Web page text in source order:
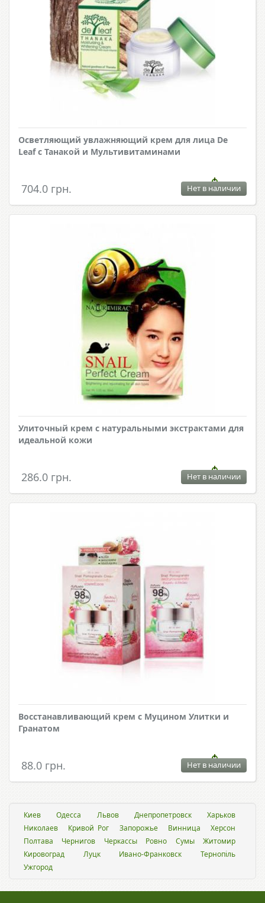
Осветляющий увлажняющий крем для лица De
Leaf с Танакой и Мультивитаминами
704.0 грн. Нет в наличии
Улиточный крем с натуральными экстрактами для
идеальной кожи
286.0 грн. Нет в наличии
Восстанавливающий крем с Муцином Улитки и
Гранатом
88.0 грн. Нет в наличии
Киев Одесса Львов Днепропетровск
Харьков
Николаев
Кривой Рог Запорожье Винница
Херсон
Полтава
Чернигов Черкассы Ровно Сумы
Житомир
Кировоград
Луцк Ивано-Франковск
Тернопіль
Ужгород